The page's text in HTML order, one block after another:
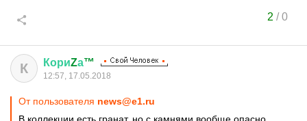
2 /0
К КориZа™
12:57, 17.05.2018
От пользователя news@e1.ru